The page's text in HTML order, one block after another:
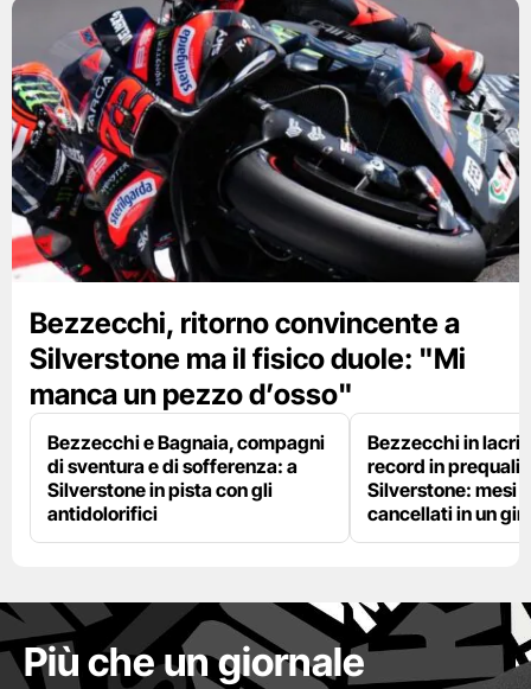
Bezzecchi, ritorno convincente a
Silverstone ma il fisico duole: "Mi
manca un pezzo d’osso"
Bezzecchi e Bagnaia, compagni
di sventura e di sofferenza: a
Silverstone in pista con gli
antidolorifici
Bezzecchi in
record in
Silverstone: mesi
cancellati in un
Più che un giornale